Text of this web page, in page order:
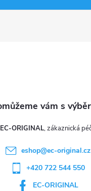
EC-ORIGINAL
eshop@ec-original.cz
+420 722 544 550
EC-ORIGINAL